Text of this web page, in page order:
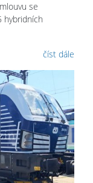
se
hybridních
číst dále